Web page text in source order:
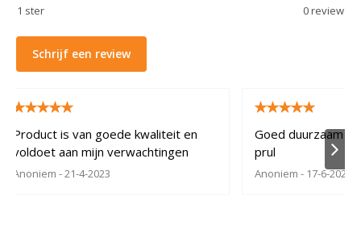
1 ster 0review
Schrijf een review
Product is van goede kwaliteit en
voldoet aan mijn verwachtingen
Anoniem - 21-4-2023
Goed duurzaam
prul
Anoniem- 17-6-2022